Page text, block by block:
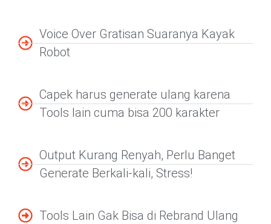
Voice Over Gratisan Suaranya Kayak
Robot
Capek harus generate ulang karena
Tools lain cuma bisa 200 karakter
Output Kurang Renyah, Perlu Banget
Generate Berkali-kali, Stress!
Tools Lain Gak Bisa di Rebrand Ulang